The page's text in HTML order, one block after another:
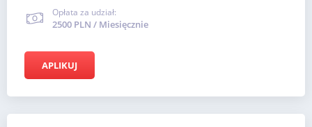
Opłata za udział:
2500 PLN / Miesięcznie
APLIKUJ